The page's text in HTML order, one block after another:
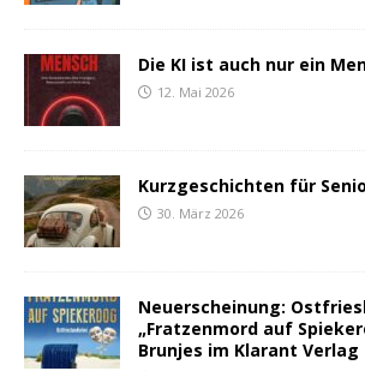
Die KI ist auch nur ein
12. Mai 2026
Kurzgeschichten für
30. März 2026
Neuerscheinung:
„Fratzenmord auf
Brunjes im Klarant Verlag